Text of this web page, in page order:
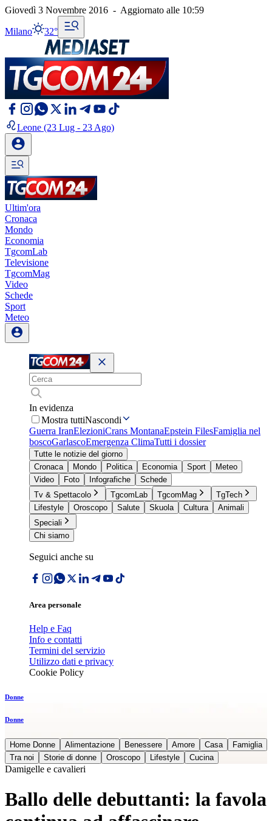
Giovedì 3 Novembre 2016 - Aggiornato alle 10:59
Milano 32°
Leone (23 Lug - 23 Ago)
Ultim'ora
Cronaca
Mondo
Economia
TgcomLab
Televisione
TgcomMag
Video
Schede
Sport
Meteo
In evidenza
Mostra tuttiNascondi
Guerra IranElezioniCrans MontanaEpstein FilesFamiglia nel
boscoGarlascoEmergenza ClimaTutti i dossier
Tutte le notizie del giorno
Cronaca
Mondo Politica Economia Sport
Meteo
Video
Foto Infografiche
Schede
Tv & Spettacolo
TgcomLab TgcomMag
TgTech
Lifestyle
Oroscopo Salute Skuola Cultura
Animali
Speciali
Chi siamo
Seguici anche su
Area personale
Help e Faq
Info e contatti
Termini del servizio
Utilizzo dati e privacy
Cookie Policy
Donne
Donne
Home Donne Alimentazione Benessere Amore Casa
Famiglia
Tra noi
Storie di donne Oroscopo Lifestyle Cucina
Damigelle e cavalieri
Ballo delle debuttanti: la favola